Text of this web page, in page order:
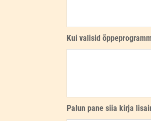
Kui valisid
Palun pane siia kirja